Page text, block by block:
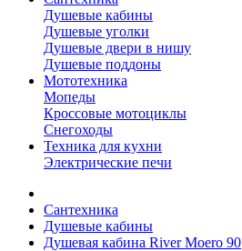
Душевые кабины
Душевые уголки
Душевые двери в нишу
Душевые поддоны
Мототехника
Мопеды
Кроссовые мотоциклы
Снегоходы
Техника для кухни
Электрические печи
Сантехника
Душевые кабины
Душевая кабина River Moero 90